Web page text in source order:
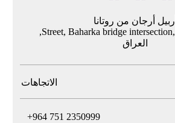
أربيل أرجان من روتانا
العراق
الاتجاهات
+964 751 2350999